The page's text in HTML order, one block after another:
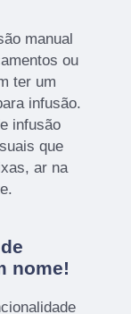
manual
ou
ter um
infusão.
infusão
que
ar na
nome!